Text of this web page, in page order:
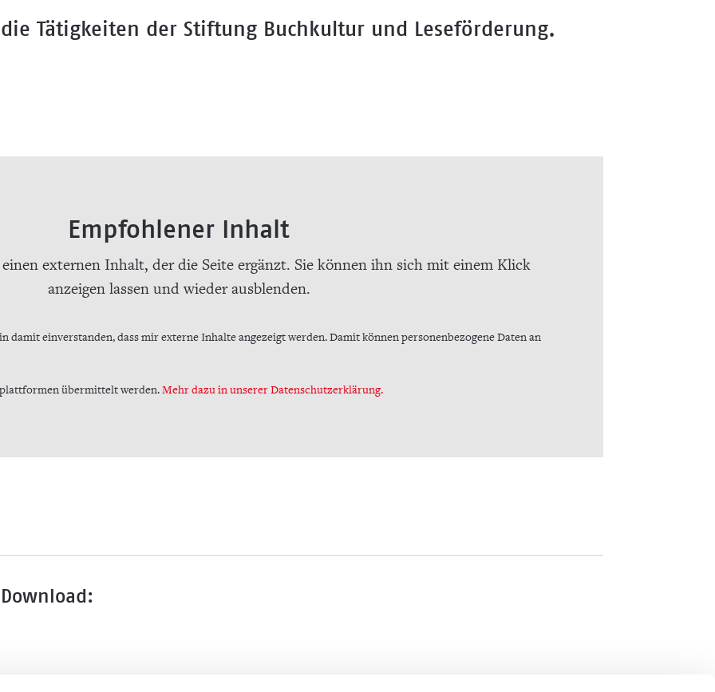
Tätigkeiten der Stiftung Buchkultur und Leseförderung.
Empfohlener Inhalt
externen Inhalt, der die Seite ergänzt. Sie können ihn sich mit einem Klick
anzeigen lassen und wieder ausblenden.
damit einverstanden, dass mir externe Inhalte angezeigt werden. Damit können personenbezogene Daten an
übermittelt werden.Mehr dazu in unserer Datenschutzerklärung.